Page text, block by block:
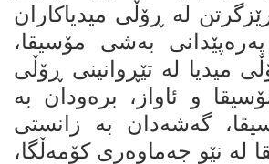
لە ڕۆڵی میدیاکاران
بەشی مۆسیقا،
میدیا لە تێڕوانینی ڕۆڵی
و ئاواز، برەودان بە
گەشەدان بە زانستی
لە نێو جەماوەری کۆمەڵگا،